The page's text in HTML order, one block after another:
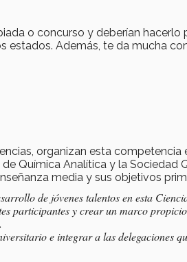
o concurso y deberían hacerlo
estados. Además, te da mucha
organizan esta
Química Analítica y la Sociedad
media y sus objetivos
de jóvenes talentos en esta
participantes y crear un marco
e integrar a las delegaciones